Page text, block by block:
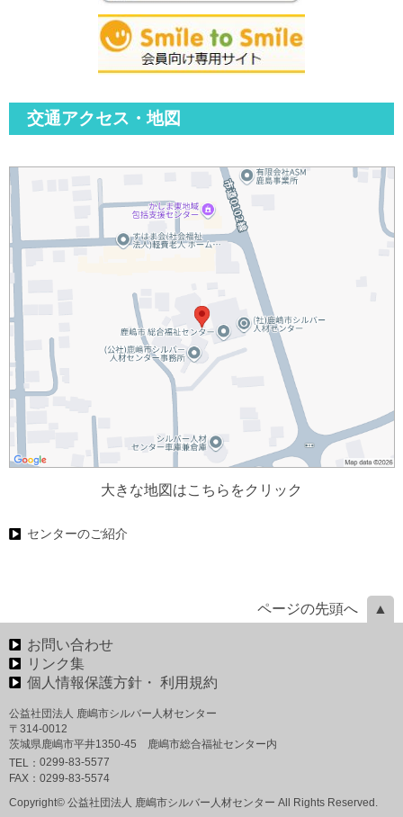
交通アクセス・地図
大きな地図はこちらをクリック
センターのご紹介
ページの先頭へ
お問い合わせ
リンク集
個人情報保護方針・ 利用規約
公益社団法人 鹿嶋市シルバー人材センター
〒314-0012
茨城県鹿嶋市平井1350‐45 鹿嶋市総合福祉センター内
TEL： 0299-83-5577
FAX： 0299-83-5574
Copyright© 公益社団法人 鹿嶋市シルバー人材センター All Rights Reserved.